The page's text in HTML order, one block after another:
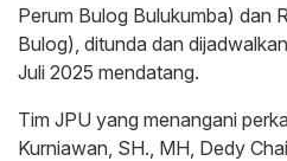
Perum Bulog Bulukumba) dan
Bulog), ditunda dan
Juli 2025 mendatang.
Tim JPU yang menangani
Kurniawan, SH., MH, Dedy